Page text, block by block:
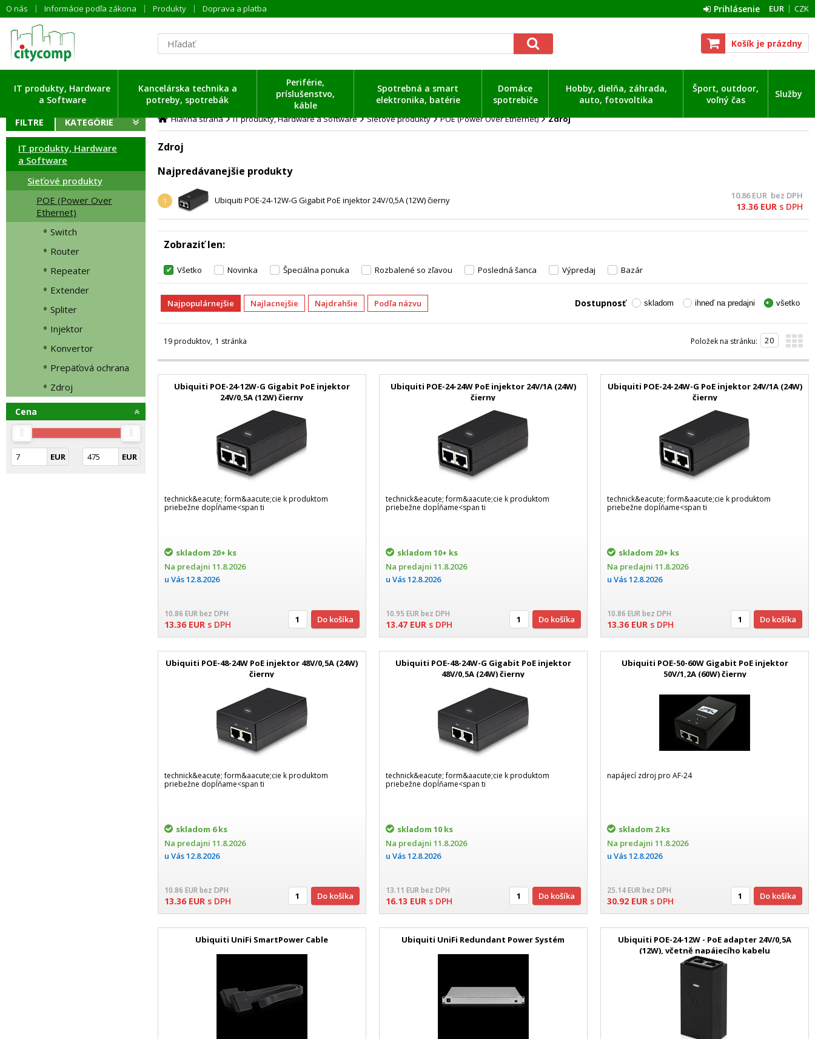
O nás Informácie podľa zákona Produkty Doprava a platba EUR CZK
Prihlásenie
Košík je prázdny
IT produkty, Hardware
a Software
Kancelárska technika a
potreby, spotrebák
Periférie,
príslušenstvo,
káble
Spotrebná a smart
elektronika, batérie
Domáce
spotrebiče
Hobby, dielňa, záhrada,
auto, fotovoltika
Šport, outdoor,
voľný čas
Služby
FILTRE KATEGÓRIE
IT produkty, Hardware
a Software
Sieťové produkty
POE (Power Over
Ethernet)
Switch
Router
Repeater
Extender
Spliter
Injektor
Konvertor
Prepäťová ochrana
Zdroj
Cena
EUR EUR
Hlavná strana IT produkty, Hardware a Software Sieťové produkty POE (Power Over Ethernet) Zdroj
Zdroj
Najpredávanejšie produkty
1 Ubiquiti POE-24-12W-G Gigabit PoE injektor 24V/0,5A (12W) čierny 10.86EUR bez DPH
13.36 EUR s DPH
Zobraziť len
Všetko Novinka Špeciálna ponuka Rozbalené so zľavou Posledná šanca Výpredaj Bazár
Najpopulárnejšie Najlacnejšie Najdrahšie Podľa názvu Dostupnosť skladom ihneď na predajni všetko
19 produktov 1 stránka Položek na stránku:
Ubiquiti POE-24-12W-G Gigabit PoE injektor
24V/0,5A (12W) čierny
technick&eacute; form&aacute;cie k produktom
priebežne dopĺňame<span ti
skladom 20+ ks
Na predajni 11.8.2026
u Vás12.8.2026
10.86 EURbez DPH
13.36 EUR s DPH Do košíka
Ubiquiti POE-24-24W PoE injektor 24V/1A (24W)
čierny
technick&eacute; form&aacute;cie k produktom
priebežne dopĺňame<span ti
skladom 10+ ks
Na predajni 11.8.2026
u Vás12.8.2026
10.95 EURbez DPH
13.47 EUR s DPH Do košíka
Ubiquiti POE-24-24W-G PoE injektor 24V/1A (24W)
čierny
technick&eacute; form&aacute;cie k produktom
priebežne dopĺňame<span ti
skladom 20+ ks
Na predajni 11.8.2026
u Vás12.8.2026
10.86 EURbez DPH
13.36 EUR s DPH Do košíka
Ubiquiti POE-48-24W PoE injektor 48V/0,5A (24W)
čierny
technick&eacute; form&aacute;cie k produktom
priebežne dopĺňame<span ti
skladom 6 ks
Na predajni 11.8.2026
u Vás12.8.2026
10.86 EURbez DPH
13.36 EUR s DPH Do košíka
Ubiquiti POE-48-24W-G Gigabit PoE injektor
48V/0,5A (24W) čierny
technick&eacute; form&aacute;cie k produktom
priebežne dopĺňame<span ti
skladom 10 ks
Na predajni 11.8.2026
u Vás12.8.2026
13.11 EURbez DPH
16.13 EUR s DPH Do košíka
Ubiquiti POE-50-60W Gigabit PoE injektor
50V/1,2A (60W) čierny
napájecí zdroj pro AF-24
skladom 2 ks
Na predajni 11.8.2026
u Vás12.8.2026
25.14EURbez DPH
30.92 EUR s DPH Do košíka
Ubiquiti UniFi SmartPower Cable Ubiquiti UniFi Redundant Power Systém
Ubiquiti POE-24-12W - PoE adapter 24V/0,5A
(12W), včetně napájecího kabelu
dáta ...